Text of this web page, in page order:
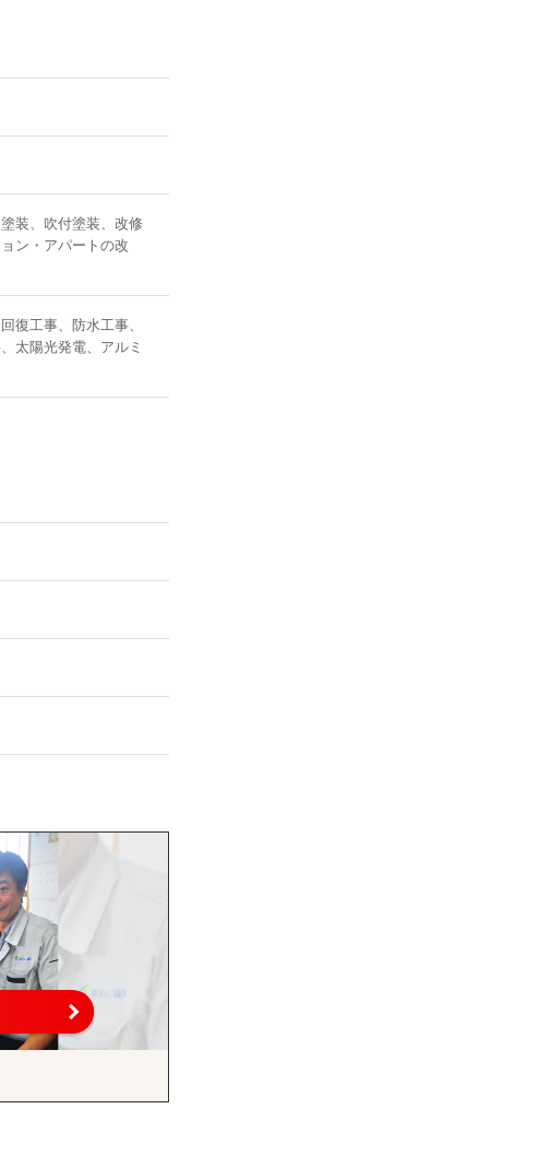
装、吹付塗装、改修
ン・アパートの改
復工事、防水工事、
太陽光発電、アルミ